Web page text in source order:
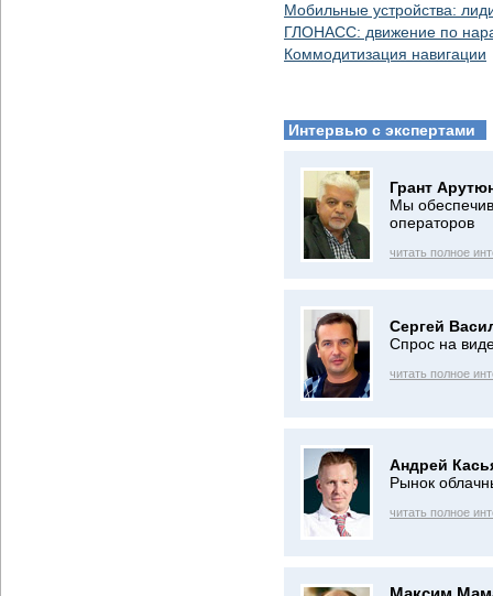
Мобильные устройства:
ГЛОНАСС: движение по
Коммодитизация навигации
Интервью с экспертами
Грант
Мы
операторов
читать полное
Сергей
Спрос на
читать полное
Андрей
Рынок
читать полное